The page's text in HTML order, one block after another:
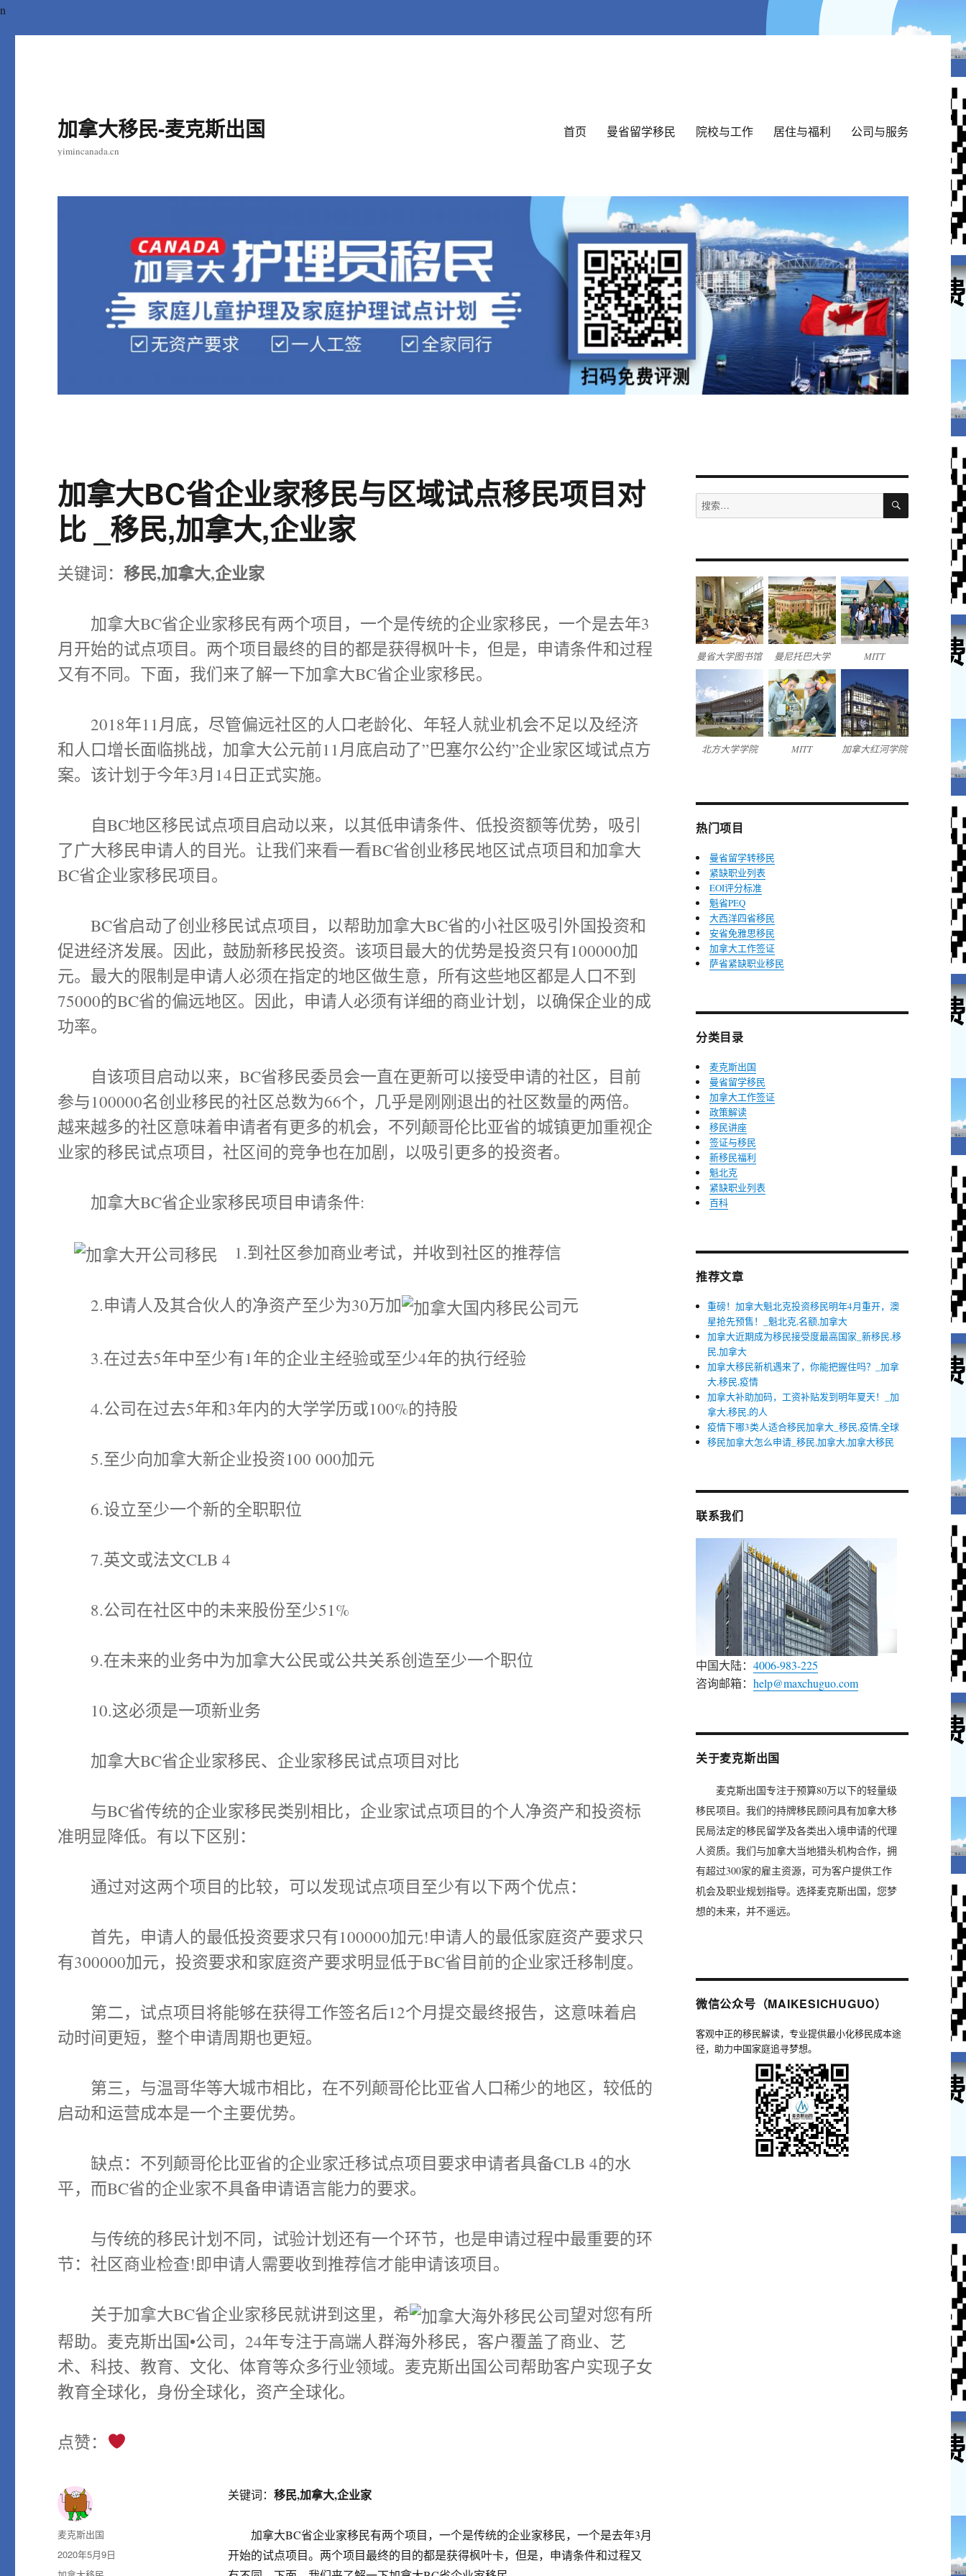
n
加拿大移民-麦克斯出国
yimincanada.cn
首页 曼省留学移民 院校与工作 居住与福利 公司与服务
加拿大BC省企业家移民与区域试点移民项目对
比 _移民,加拿大,企业家
关键词：移民,加拿大,企业家
加拿大BC省企业家移民有两个项目，一个是传统的企业家移民，一个是去年3
月开始的试点项目。两个项目最终的目的都是获得枫叶卡，但是，申请条件和过程
又有不同。下面，我们来了解一下加拿大BC省企业家移民。
2018年11月底，尽管偏远社区的人口老龄化、年轻人就业机会不足以及经济
和人口增长面临挑战，加拿大公元前11月底启动了”巴塞尔公约”企业家区域试点方
案。该计划于今年3月14日正式实施。
自BC地区移民试点项目启动以来，以其低申请条件、低投资额等优势，吸引
了广大移民申请人的目光。让我们来看一看BC省创业移民地区试点项目和加拿大
BC省企业家移民项目。
BC省启动了创业移民试点项目，以帮助加拿大BC省的小社区吸引外国投资和
促进经济发展。因此，鼓励新移民投资。该项目最大的优势是投资只有100000加
元。最大的限制是申请人必须在指定的地区做生意，所有这些地区都是人口不到
75000的BC省的偏远地区。因此，申请人必须有详细的商业计划，以确保企业的成
功率。
自该项目启动以来，BC省移民委员会一直在更新可以接受申请的社区，目前
参与100000名创业移民的社区总数为66个，几乎是刚刚退出的社区数量的两倍。
越来越多的社区意味着申请者有更多的机会，不列颠哥伦比亚省的城镇更加重视企
业家的移民试点项目，社区间的竞争也在加剧，以吸引更多的投资者。
加拿大BC省企业家移民项目申请条件:
1.到社区参加商业考试，并收到社区的推荐信
2.申请人及其合伙人的净资产至少为30万加 元
3.在过去5年中至少有1年的企业主经验或至少4年的执行经验
4.公司在过去5年和3年内的大学学历或100%的持股
5.至少向加拿大新企业投资100 000加元
6.设立至少一个新的全职职位
7.英文或法文CLB 4
8.公司在社区中的未来股份至少51%
9.在未来的业务中为加拿大公民或公共关系创造至少一个职位
10.这必须是一项新业务
加拿大BC省企业家移民、企业家移民试点项目对比
与BC省传统的企业家移民类别相比，企业家试点项目的个人净资产和投资标
准明显降低。有以下区别：
通过对这两个项目的比较，可以发现试点项目至少有以下两个优点：
首先，申请人的最低投资要求只有100000加元!申请人的最低家庭资产要求只
有300000加元，投资要求和家庭资产要求明显低于BC省目前的企业家迁移制度。
第二，试点项目将能够在获得工作签名后12个月提交最终报告，这意味着启
动时间更短，整个申请周期也更短。
第三，与温哥华等大城市相比，在不列颠哥伦比亚省人口稀少的地区，较低的
启动和运营成本是一个主要优势。
缺点：不列颠哥伦比亚省的企业家迁移试点项目要求申请者具备CLB 4的水
平，而BC省的企业家不具备申请语言能力的要求。
与传统的移民计划不同，试验计划还有一个环节，也是申请过程中最重要的环
节：社区商业检查!即申请人需要收到推荐信才能申请该项目。
关于加拿大BC省企业家移民就讲到这里，希
望对您有所
帮助。麦克斯出国•公司，24年专注于高端人群海外移民，客户覆盖了商业、艺
术、科技、教育、文化、体育等众多行业领域。麦克斯出国公司帮助客户实现子女
教育全球化，身份全球化，资产全球化。
点赞：
关键词： 移民,加拿大,企业家
加拿大BC省企业家移民有两个项目，一个是传统的企业家移民，一个是去年3月
开始的试点项目。两个项目最终的目的都是获得枫叶卡，但是，申请条件和过程又
作
者
麦克斯出国
发
布
2020年5月9日
搜
索：
搜
曼省大学图书馆 曼尼托巴大学 MITT
北方大学学院 MITT 加拿大红河学院
热门项目
曼省留学转移民
紧缺职业列表
EOI评分标准
魁省PEQ
大西洋四省移民
安省免雅思移民
加拿大工作签证
萨省紧缺职业移民
分类目录
麦克斯出国
曼省留学移民
加拿大工作签证
政策解读
移民讲座
签证与移民
新移民福利
魁北克
紧缺职业列表
百科
推荐文章
重磅！加拿大魁北克投资移民明年4月重开，澳
星抢先预售！_魁北克,名额,加拿大
加拿大近期成为移民接受度最高国家_新移民,移
民,加拿大
加拿大移民新机遇来了，你能把握住吗？_加拿
大,移民,疫情
加拿大补助加码，工资补贴发到明年夏天！_加
拿大,移民,的人
疫情下哪3类人适合移民加拿大_移民,疫情,全球
移民加拿大怎么申请_移民,加拿大,加拿大移民
联系我们
中国大陆： 4006-983-225
咨询邮箱： help@maxchuguo.com
关于麦克斯出国
麦克斯出国专注于预算80万以下的轻量级
移民项目。我们的持牌移民顾问具有加拿大移
民局法定的移民留学及各类出入境申请的代理
人资质。我们与加拿大当地猎头机构合作，拥
有超过300家的雇主资源，可为客户提供工作
机会及职业规划指导。选择麦克斯出国，您梦
想的未来，并不遥远。
微信公众号（MAIKESICHUGUO）
客观中正的移民解读，专业提供最小化移民成本途
径，助力中国家庭追寻梦想。